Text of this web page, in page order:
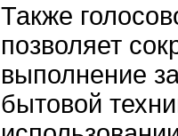
Также
позволяет
выполнение
бытовой